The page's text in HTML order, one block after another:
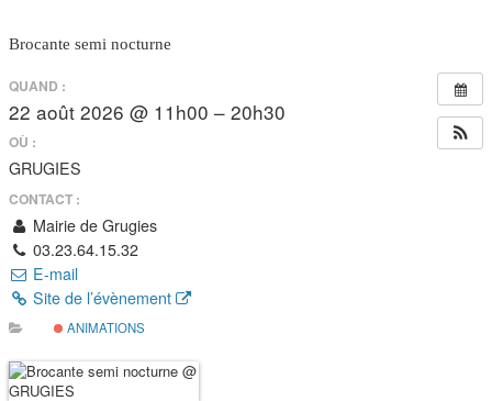
Brocante semi nocturne
QUAND :
22 août 2026 @ 11h00 – 20h30
OÙ :
GRUGIES
CONTACT :
Mairie de Grugies
03.23.64.15.32
E-mail
Site de l’évènement
ANIMATIONS